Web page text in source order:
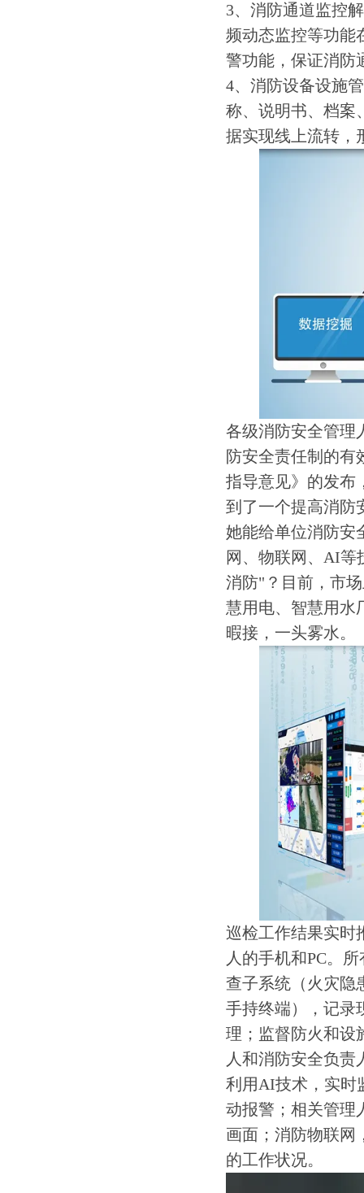
3、消防通道监控
频动态监控等功能
警功能，保证消防
4、消防设备设施
称、说明书、档案
据实现线上流转，
各级消防安全管理
防安全责任制的有
指导意见》的发布
到了一个提高消防
她能给单位消防安
网、物联网、AI等
消防"？目前，市
慧用电、智慧用水
暇接，一头雾水。
巡检工作结果实时
人的手机和PC。
查子系统（火灾隐
手持终端），记录
理；监督防火和设
人和消防安全负
利用AI技术，实时
动报警；相关管理
画面；消防物联网
的工作状况。